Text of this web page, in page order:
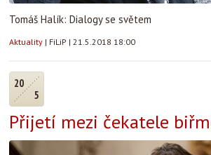
Tomáš Halík: Dialogy se světem
Aktuality | FiLiP | 21.5.2018 18:00
20
5
Přijetí mezi čekatele